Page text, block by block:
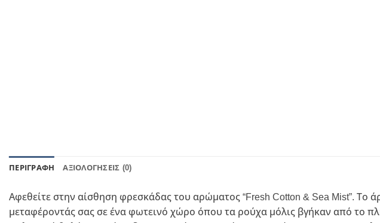
ΠΕΡΙΓΡΑΦΉ ΑΞΙΟΛΟΓΉΣΕΙΣ (0)
Αφεθείτε στην αίσθηση φρεσκάδας του αρώματος “Fresh Cotton & Sea Mist”.
μεταφέροντάς σας σε ένα φωτεινό χώρο όπου τα ρούχα μόλις βγήκαν από το